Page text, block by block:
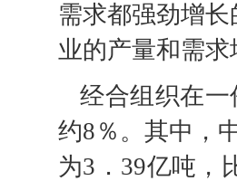
需求都强劲增
业的产量和需
经合组织在
约8％。其中，
为3．39亿吨，